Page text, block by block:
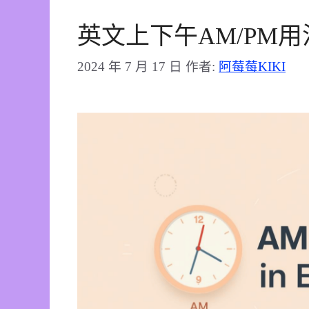
英文上下午AM/PM用
2024 年 7 月 17 日 作者: 阿莓莓KIKI